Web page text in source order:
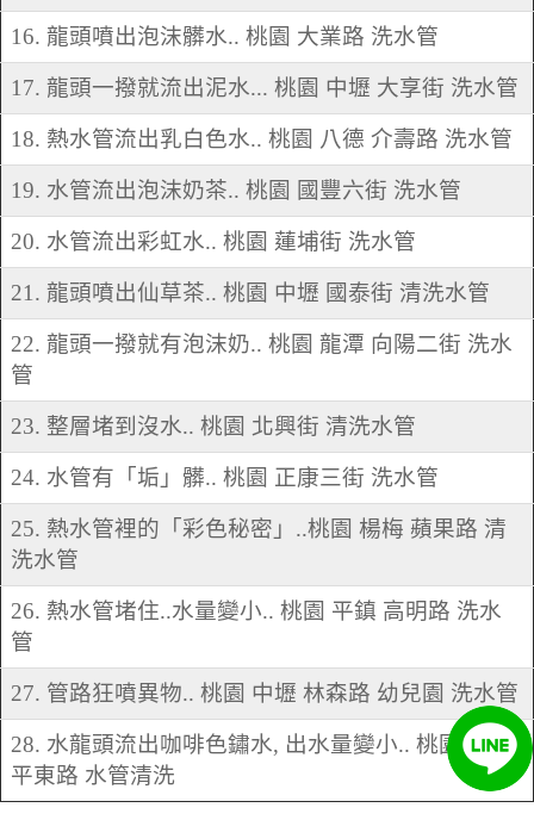
16. 龍頭噴出泡沫髒水.. 桃園 大業路 洗水管
17. 龍頭一撥就流出泥水... 桃園 中壢 大享街 洗水管
18. 熱水管流出乳白色水.. 桃園 八德 介壽路 洗水管
19. 水管流出泡沫奶茶.. 桃園 國豐六街 洗水管
20. 水管流出彩虹水.. 桃園 蓮埔街 洗水管
21. 龍頭噴出仙草茶.. 桃園 中壢 國泰街 清洗水管
22. 龍頭一撥就有泡沫奶.. 桃園 龍潭 向陽二街 洗水
管
23. 整層堵到沒水.. 桃園 北興街 清洗水管
24. 水管有「垢」髒.. 桃園 正康三街 洗水管
25. 熱水管裡的「彩色秘密」..桃園 楊梅 蘋果路 清
洗水管
26. 熱水管堵住..水量變小.. 桃園 平鎮 高明路 洗水
管
27. 管路狂噴異物.. 桃園 中壢 林森路 幼兒園 洗水管
28. 水龍頭流出咖啡色鏽水, 出水量變小.. 桃園 平鎮
平東路 水管清洗